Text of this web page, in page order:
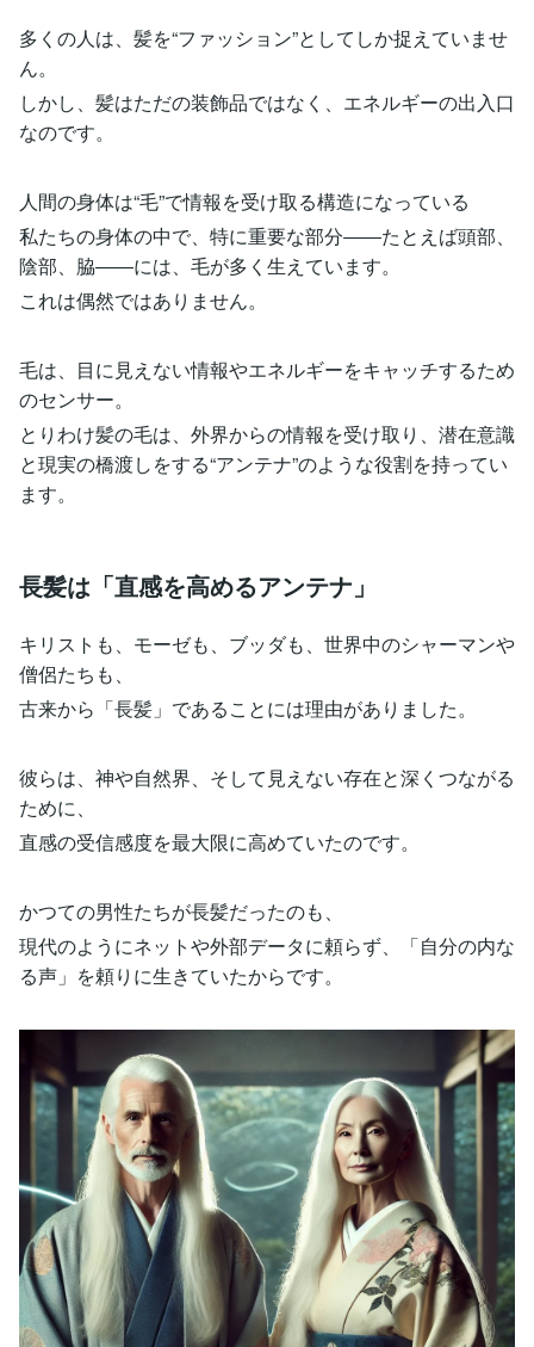
多くの人は、髪を“ファッション”としてしか捉えていませ
ん。
しかし、髪はただの装飾品ではなく、エネルギーの出入口
なのです。
人間の身体は“毛”で情報を受け取る構造になっている
私たちの身体の中で、特に重要な部分――たとえば頭部、
陰部、脇――には、毛が多く生えています。
これは偶然ではありません。
毛は、目に見えない情報やエネルギーをキャッチするため
のセンサー。
とりわけ髪の毛は、外界からの情報を受け取り、潜在意識
と現実の橋渡しをする“アンテナ”のような役割を持ってい
ます。
長髪は「直感を高めるアンテナ」
キリストも、モーゼも、ブッダも、世界中のシャーマンや
僧侶たちも、
古来から「長髪」であることには理由がありました。
彼らは、神や自然界、そして見えない存在と深くつながる
ために、
直感の受信感度を最大限に高めていたのです。
かつての男性たちが長髪だったのも、
現代のようにネットや外部データに頼らず、「自分の内な
る声」を頼りに生きていたからです。